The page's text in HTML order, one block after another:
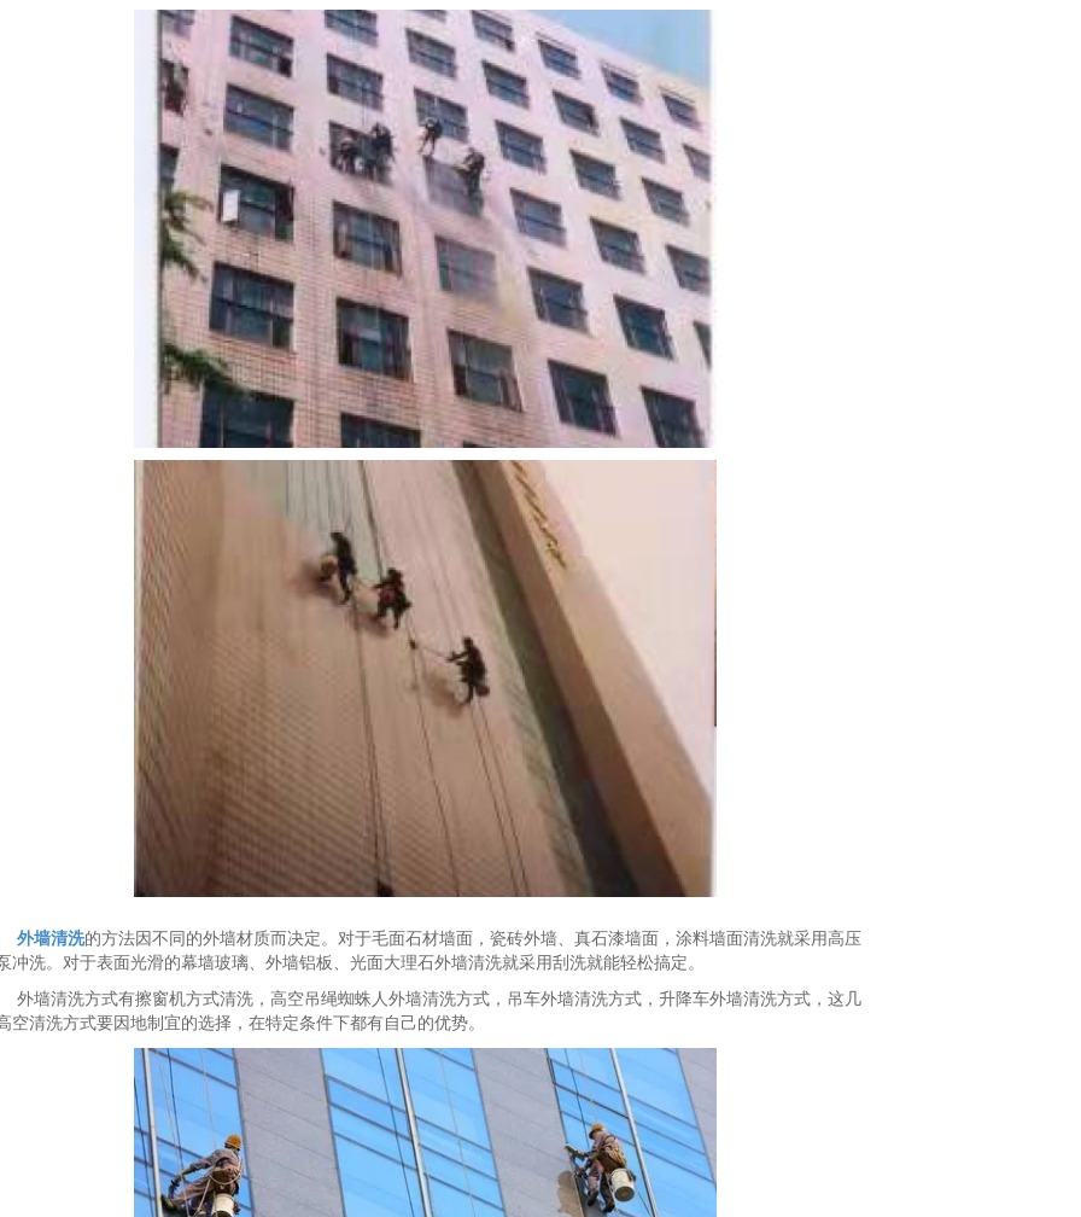
外墙清洗的方法因不同的外墙材质而决定。对于毛面石材墙面，瓷砖外墙、真石漆墙面，涂料墙面清洗就采用高压
冲洗。对于表面光滑的幕墙玻璃、外墙铝板、光面大理石外墙清洗就采用刮洗就能轻松搞定。
外墙清洗方式有擦窗机方式清洗，高空吊绳蜘蛛人外墙清洗方式，吊车外墙清洗方式，升降车外墙清洗方式，这几
空清洗方式要因地制宜的选择，在特定条件下都有自己的优势。